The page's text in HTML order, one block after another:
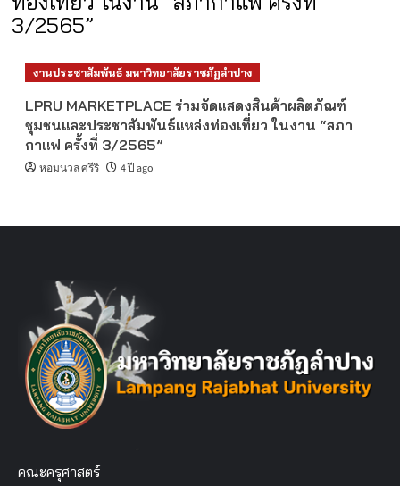
3/2565”
งานประชาสัมพันธ์ มหาวิทยาลัยราชภัฏลำปาง
LPRU MARKETPLACE ร่วมจัดแสดงสินค้าผลิตภัณฑ์
ชุมชนและประชาสัมพันธ์แหล่งท่องเที่ยว ในงาน “สภา
กาแฟ ครั้งที่ 3/2565”
หอมนวล ศรีริ 4 ปี ago
คณะครุศาสตร์